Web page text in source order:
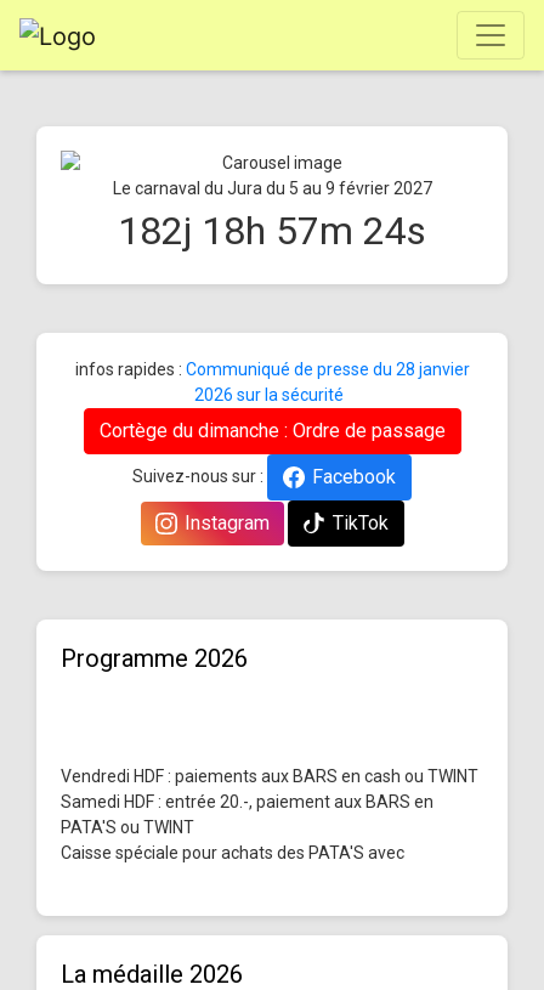
Le carnaval du Jura du 5 au 9 février 2027
182j 18h 57m 24s
infos rapides : Communiqué de presse du 28 janvier
2026 sur la sécurité
Cortège du dimanche : Ordre de passage
Suivez-nous sur :
Facebook
Instagram
TikTok
Programme 2026
Vendredi HDF : paiements aux BARS en cash ou TWINT
Samedi HDF : entrée 20.-, paiement aux BARS en
PATA'S ou TWINT
Caisse spéciale pour achats des PATA'S avec
La médaille 2026